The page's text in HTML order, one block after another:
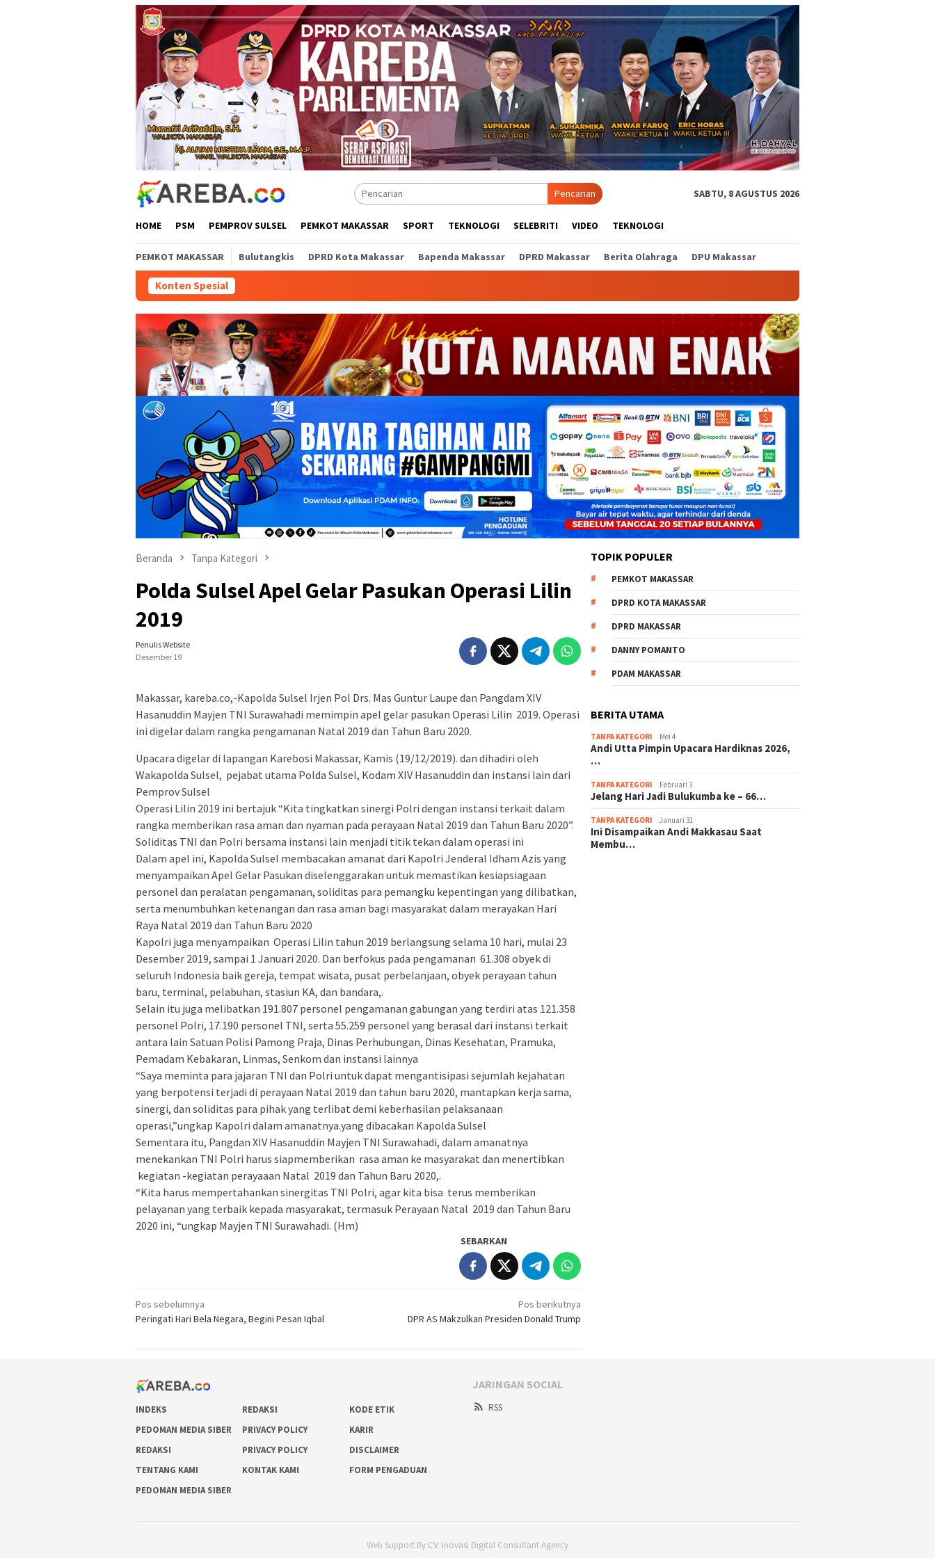
Pencarian SABTU, 8 AGUSTUS 2026
HOME PSM PEMPROV SULSEL PEMKOT MAKASSAR SPORT TEKNOLOGI SELEBRITI VIDEO TEKNOLOGI
PEMKOT MAKASSAR Bulutangkis DPRD Kota Makassar Bapenda Makassar DPRD Makassar Berita Olahraga DPU Makassar
Konten Spesial
Beranda Tanpa Kategori
Polda Sulsel Apel Gelar Pasukan Operasi Lilin
2019
Penulis Website
Desember 19
Makassar, kareba.co,-Kapolda Sulsel Irjen Pol Drs. Mas Guntur Laupe dan Pangdam XIV
Hasanuddin Mayjen TNI Surawahadi memimpin apel gelar pasukan Operasi Lilin 2019. Operasi
ini digelar dalam rangka pengamanan Natal 2019 dan Tahun Baru 2020.
Upacara digelar di lapangan Karebosi Makassar, Kamis (19/12/2019). dan dihadiri oleh
Wakapolda Sulsel, pejabat utama Polda Sulsel, Kodam XIV Hasanuddin dan instansi lain dari
Pemprov Sulsel
Operasi Lilin 2019 ini bertajuk “Kita tingkatkan sinergi Polri dengan instansi terkait dalam
rangka memberikan rasa aman dan nyaman pada perayaan Natal 2019 dan Tahun Baru 2020”.
Soliditas TNI dan Polri bersama instansi lain menjadi titik tekan dalam operasi ini
Dalam apel ini, Kapolda Sulsel membacakan amanat dari Kapolri Jenderal Idham Azis yang
menyampaikan Apel Gelar Pasukan diselenggarakan untuk memastikan kesiapsiagaan
personel dan peralatan pengamanan, soliditas para pemangku kepentingan yang dilibatkan,
serta menumbuhkan ketenangan dan rasa aman bagi masyarakat dalam merayakan Hari
Raya Natal 2019 dan Tahun Baru 2020
Kapolri juga menyampaikan Operasi Lilin tahun 2019 berlangsung selama 10 hari, mulai 23
Desember 2019, sampai 1 Januari 2020. Dan berfokus pada pengamanan 61.308 obyek di
seluruh Indonesia baik gereja, tempat wisata, pusat perbelanjaan, obyek perayaan tahun
baru, terminal, pelabuhan, stasiun KA, dan bandara,.
Selain itu juga melibatkan 191.807 personel pengamanan gabungan yang terdiri atas 121.358
personel Polri, 17.190 personel TNI, serta 55.259 personel yang berasal dari instansi terkait
antara lain Satuan Polisi Pamong Praja, Dinas Perhubungan, Dinas Kesehatan, Pramuka,
Pemadam Kebakaran, Linmas, Senkom dan instansi lainnya
“Saya meminta para jajaran TNI dan Polri untuk dapat mengantisipasi sejumlah kejahatan
yang berpotensi terjadi di perayaan Natal 2019 dan tahun baru 2020, mantapkan kerja sama,
sinergi, dan soliditas para pihak yang terlibat demi keberhasilan pelaksanaan
operasi,”ungkap Kapolri dalam amanatnya.yang dibacakan Kapolda Sulsel
Sementara itu, Pangdan XIV Hasanuddin Mayjen TNI Surawahadi, dalam amanatnya
menekankan TNI Polri harus siapmemberikan rasa aman ke masyarakat dan menertibkan
kegiatan -kegiatan perayaaan Natal 2019 dan Tahun Baru 2020,.
“Kita harus mempertahankan sinergitas TNI Polri, agar kita bisa terus memberikan
pelayanan yang terbaik kepada masyarakat, termasuk Perayaan Natal 2019 dan Tahun Baru
2020 ini, “ungkap Mayjen TNI Surawahadi. (Hm)
SEBARKAN
Navigasi
pos
Pos sebelumnya
Peringati Hari Bela Negara, Begini Pesan Iqbal
Pos berikutnya
DPR AS Makzulkan Presiden Donald Trump
TOPIK POPULER
PEMKOT MAKASSAR
DPRD KOTA MAKASSAR
DPRD MAKASSAR
DANNY POMANTO
PDAM MAKASSAR
BERITA UTAMA
TANPA KATEGORI Mei 4
Andi Utta Pimpin Upacara Hardiknas 2026,
…
TANPA KATEGORI Februari 3
Jelang Hari Jadi Bulukumba ke – 66…
TANPA KATEGORI Januari 31
Ini Disampaikan Andi Makkasau Saat
Membu…
INDEKS REDAKSI
KODE ETIK
PEDOMAN MEDIA SIBER
PRIVACY POLICY
KARIR
REDAKSI
PRIVACY POLICY
DISCLAIMER
TENTANG KAMI
KONTAK KAMI
FORM PENGADUAN
PEDOMAN MEDIA SIBER
JARINGAN SOCIAL
RSS
Web Support By CV. Inovasi Digital Consultant Agency